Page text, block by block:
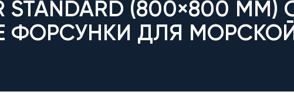
STANDARD (800×800
ФОРСУНКИ ДЛЯ